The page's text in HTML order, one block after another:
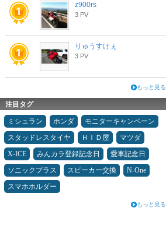
z900rs
3 PV
りゅうすけぇ
3 PV
もっと見る
注目タグ
ミシュラン ホンダ
モニターキャンペーン
スタッドレスタイヤ
ＨＩＤ屋
マツダ
X-ICE
みんカラ登録記念日
愛車記念日
ソニックプラス
スピーカー交換
N-One
スマホホルダー
もっと見る